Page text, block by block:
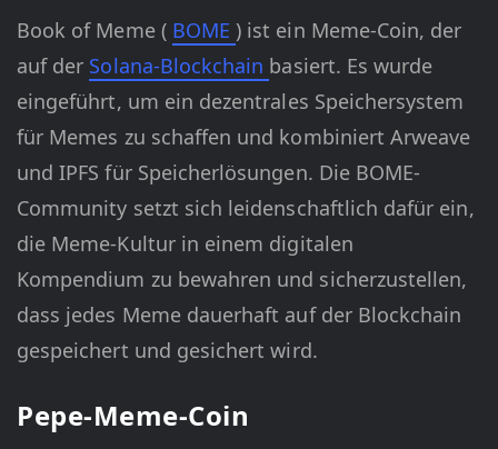
Book of Meme ( BOME ) ist ein Meme-Coin, der
auf der Solana-Blockchain basiert. Es wurde
eingeführt, um ein dezentrales Speichersystem
für Memes zu schaffen und kombiniert Arweave
und IPFS für Speicherlösungen. Die BOME-
Community setzt sich leidenschaftlich dafür ein,
die Meme-Kultur in einem digitalen
Kompendium zu bewahren und sicherzustellen,
dass jedes Meme dauerhaft auf der Blockchain
gespeichert und gesichert wird.
Pepe-Meme-Coin